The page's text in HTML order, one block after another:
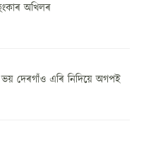
অখিলৰ
দেৰগাঁও এৰি নিদিয়ে অগপই